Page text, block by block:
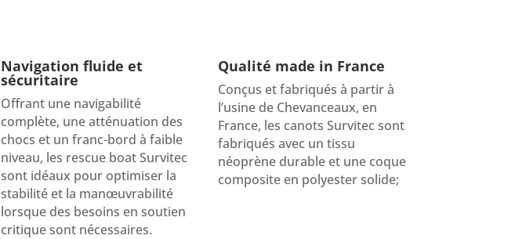
Navigation fluide et
sécuritaire
Offrant une navigabilité
complète, une atténuation des
chocs et un franc-bord à faible
niveau, les rescue boat Survitec
sont idéaux pour optimiser la
stabilité et la manœuvrabilité
lorsque des besoins en soutien
critique sont nécessaires.
Qualité made in France
Conçus et fabriqués à partir à
l’usine de Chevanceaux, en
France, les canots Survitec sont
fabriqués avec un tissu
néoprène durable et une coque
composite en polyester solide;